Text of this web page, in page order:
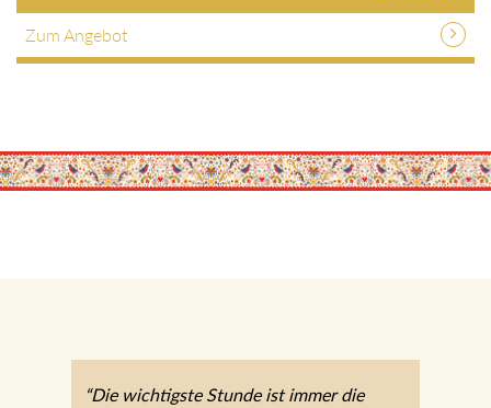
Zum Angebot
“Die wichtigste Stunde ist immer die